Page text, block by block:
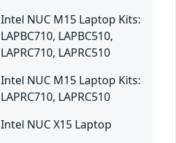
Intel NUC M15 Laptop Kits:
LAPBC710, LAPBC510,
LAPRC710, LAPRC510
Intel NUC M15 Laptop Kits:
LAPRC710, LAPRC510
Intel NUC X15 Laptop